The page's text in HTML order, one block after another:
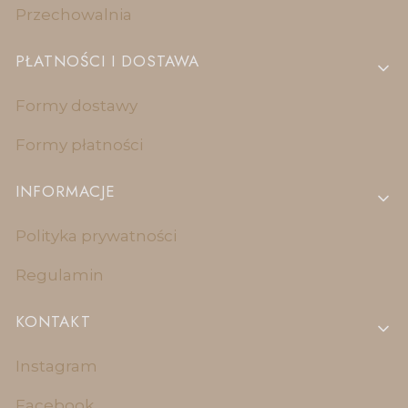
Przechowalnia
PŁATNOŚCI I DOSTAWA
Formy dostawy
Formy płatności
INFORMACJE
Polityka prywatności
Regulamin
KONTAKT
Instagram